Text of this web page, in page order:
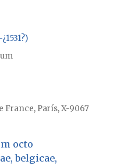
France, París, X-9067
octo
belgicae,